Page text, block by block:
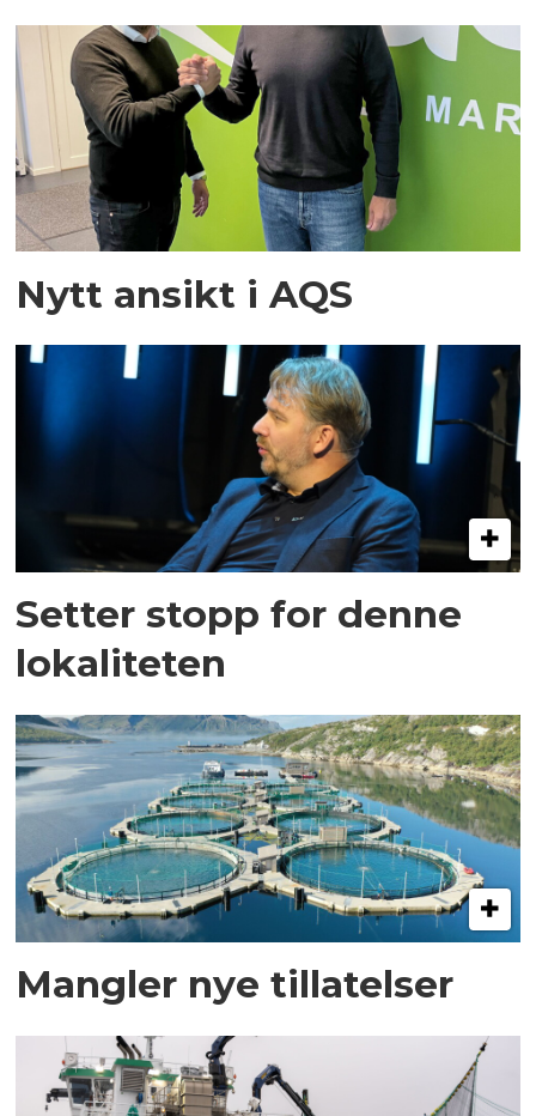
Nytt ansikt i AQS
Setter stopp for denne
lokaliteten
Mangler nye tillatelser